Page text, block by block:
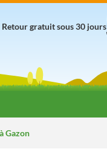
Retour gratuit sous 30 jours
Gazon